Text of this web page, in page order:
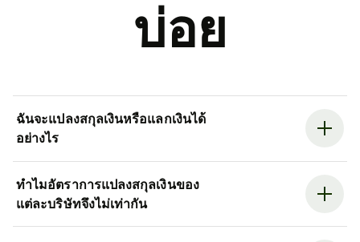
บ่อย
ฉันจะแปลงสกุลเงินหรือแลกเงินได้
อย่างไร
ทำไมอัตราการแปลงสกุลเงินของ
แต่ละบริษัทจึงไม่เท่ากัน